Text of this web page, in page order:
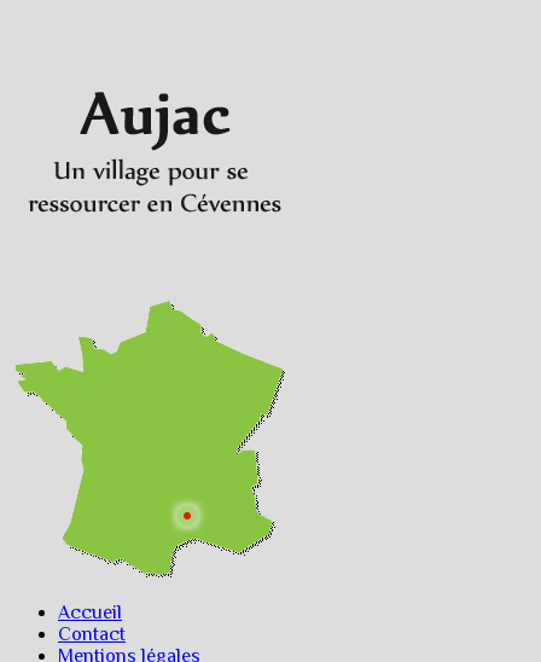
Accueil
Contact
Mentions légales